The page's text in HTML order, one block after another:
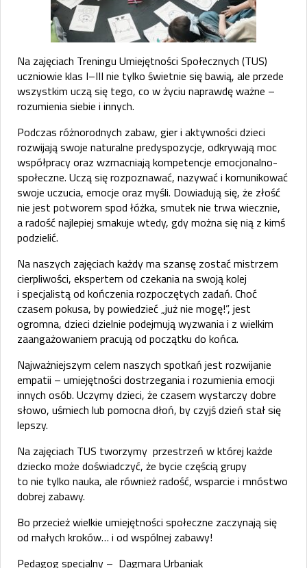
Na zajęciach Treningu Umiejętności Społecznych (TUS)
uczniowie klas I–III nie tylko świetnie się bawią, ale przede
wszystkim uczą się tego, co w życiu naprawdę ważne –
rozumienia siebie i innych.
Podczas różnorodnych zabaw, gier i aktywności dzieci
rozwijają swoje naturalne predyspozycje, odkrywają moc
współpracy oraz wzmacniają kompetencje emocjonalno-
społeczne. Uczą się rozpoznawać, nazywać i komunikować
swoje uczucia, emocje oraz myśli. Dowiadują się, że złość
nie jest potworem spod łóżka, smutek nie trwa wiecznie,
a radość najlepiej smakuje wtedy, gdy można się nią z kimś
podzielić.
Na naszych zajęciach każdy ma szansę zostać mistrzem
cierpliwości, ekspertem od czekania na swoją kolej
i specjalistą od kończenia rozpoczętych zadań. Choć
czasem pokusa, by powiedzieć „już nie mogę!”, jest
ogromna, dzieci dzielnie podejmują wyzwania i z wielkim
zaangażowaniem pracują od początku do końca.
Najważniejszym celem naszych spotkań jest rozwijanie
empatii – umiejętności dostrzegania i rozumienia emocji
innych osób. Uczymy dzieci, że czasem wystarczy dobre
słowo, uśmiech lub pomocna dłoń, by czyjś dzień stał się
lepszy.
Na zajęciach TUS tworzymy przestrzeń w której każde
dziecko może doświadczyć, że bycie częścią grupy
to nie tylko nauka, ale również radość, wsparcie i mnóstwo
dobrej zabawy.
Bo przecież wielkie umiejętności społeczne zaczynają się
od małych kroków… i od wspólnej zabawy!
Pedagog specjalny – Dagmara Urbaniak